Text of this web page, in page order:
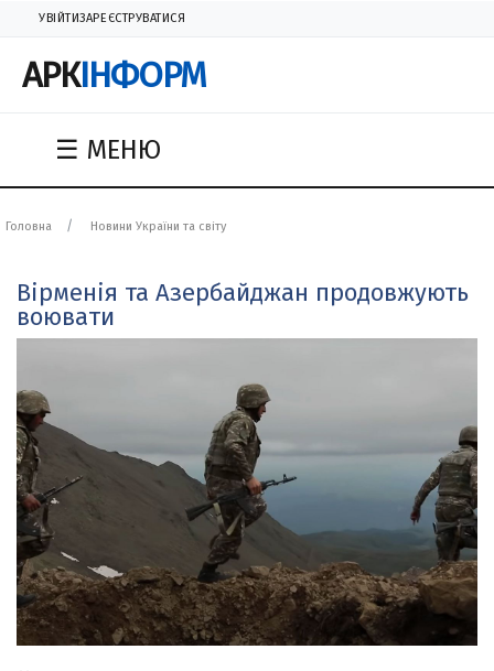
УВІЙТИЗАРЕЄСТРУВАТИСЯ
АРКІНФОРМ
☰ МЕНЮ
Головна Новини України та світу
Вірменія та Азербайджан продовжують
воювати